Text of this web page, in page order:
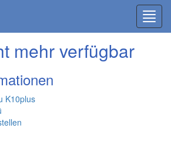
mehr verfügbar
K10plus